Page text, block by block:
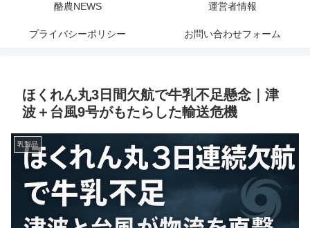
酪農NEWS 運営者情報
プライバシーポリシー お問い合わせフォーム
ほくれん丸3日間欠航で牛乳不足懸念｜津
波＋台風9号がもたらした輸送危機
乳製品